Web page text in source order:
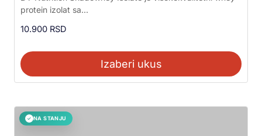
5.00
od 5
protein izolat sa...
10.900 RSD
Izaberi ukus
✓ NA STANJU